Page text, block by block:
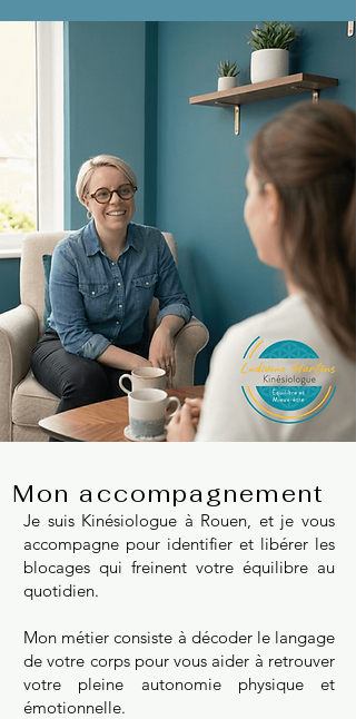
Mon accompagnement
Je suis Kinésiologue à Rouen, et je vous
accompagne pour identifier et libérer les
blocages qui freinent votre équilibre au
quotidien.
Mon métier consiste à décoder le langage
de votre corps pour vous aider à retrouver
votre pleine autonomie physique et
émotionnelle.